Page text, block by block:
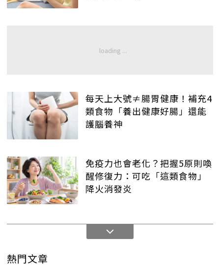
每天上大號≠腸胃健康！補充4
類食物「養出健康好腸」還能
護腦養神
免疫力也會老化？把握5原則喚
醒修復力：可吃「這類食物」
降火消發炎
熱門文章